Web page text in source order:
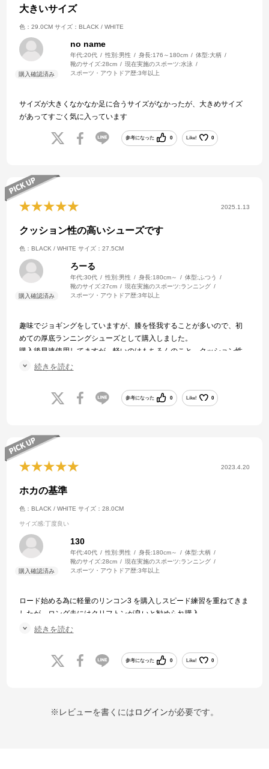
大きいサイズ
色：29.0CM サイズ：BLACK / WHITE
no name
年代:20代 性別:男性 身長:176～180cm 体型:大柄
靴のサイズ:28cm 現在実施のスポーツ:水泳
スポーツ・アウトドア歴:3年以上
サイズが大きくなかなか足に合うサイズがなかったが、大きめサイズ
があってすごく気に入っています
参考になった 0 Like! 0
2025.1.13
クッション性の高いシューズです
色：BLACK / WHITE サイズ：27.5CM
ろーる
年代:30代 性別:男性 身長:180cm～ 体型: ふつう
靴のサイズ:27cm 現在実施のスポーツ:ランニング
スポーツ・アウトドア歴:3年以上
趣味でジョギングをしていますが、膝を怪我することが多いので、初
めての厚底ランニングシューズとして購入しました。
購入後早速使用してますが、軽いのはもちろんのこと、クッション性
がとても良く、膝が守られている感じがします。見た目もシンプルな
続きを読む
参考になった 0 Like! 0
2023.4.20
ホカの基準
色：BLACK / WHITE サイズ：28.0CM
サイズ感:丁度良い
130
年代:40代 性別:男性 身長:180cm～ 体型:大柄
靴のサイズ:28cm 現在実施のスポーツ:ランニング
スポーツ・アウトドア歴:3年以上
ロード始める為に軽量のリンコン3 を購入しスピード練習を重ねてきま
したが、ロング走にはクリフトンが良いと勧められ購入。
クッション性が高く足への負担が軽減され履き心地が良いので買って
続きを読む
参考になった 0 Like! 0
※レビューを書くにはログインが必要です。